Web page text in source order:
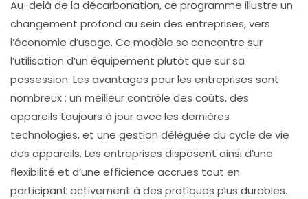
Au-delà de la décarbonation, ce programme illustre un
changement profond au sein des entreprises, vers
l’économie d’usage. Ce modèle se concentre sur
l’utilisation d’un équipement plutôt que sur sa
possession. Les avantages pour les entreprises sont
nombreux : un meilleur contrôle des coûts, des
appareils toujours à jour avec les dernières
technologies, et une gestion déléguée du cycle de vie
des appareils. Les entreprises disposent ainsi d’une
flexibilité et d’une efficience accrues tout en
participant activement à des pratiques plus durables.